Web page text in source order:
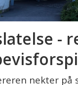
-
nekter på